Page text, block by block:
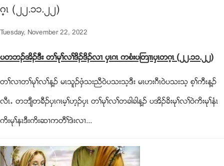
ဂ့ၚ (၂၂.၁၁.၂၂)
Tuesday, November 22, 2022
ပတဘဥအိဥဒီး တႈမုႈလႈဒိဥဒိဥလ႕ ပွၚဂၚ ကစံးပႀတ႕ၚပွၚတဂ့ၚ (၂၂.၁၁.၂၂)
တႈလ႕တႈမုႈလႈန႔ဥ မၚသူဥဖွံသးညီ၀ဲပသးသ့ဒီး မၚဟးဂီၚ၀ဲပသးသ့ စ့ႈကီးန႔ဥ
လီၚ’ တဘ်ီတခီဥပွၚဂၚမ့ႈဟ့ဥပွၚ တႈမုႈလႈတခါခါန႔ဥ ပအိဥခိးမုႈလႈ၀ဲကိးမုႈနံၚ
ကိးမုႈနၚဒီးကိးဆ႕ကတီႈဒဲးလ႕...